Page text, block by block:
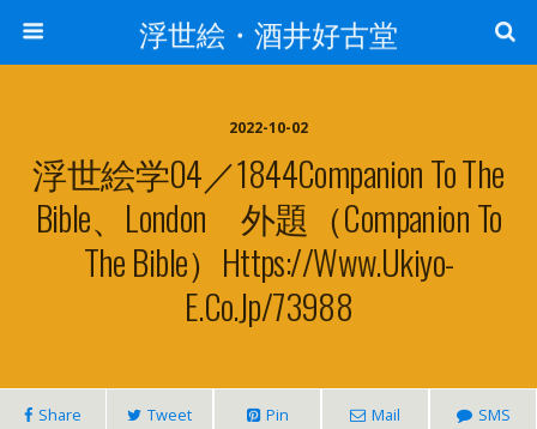
浮世絵・酒井好古堂
2022-10-02
浮世絵学04／1844Companion To The
Bible、London 外題（Companion To
The Bible）https://www.ukiyo-
E.co.jp/73988
Share Tweet Pin Mail SMS